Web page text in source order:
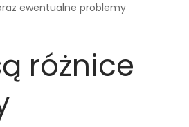
ewentualne problemy
różnice